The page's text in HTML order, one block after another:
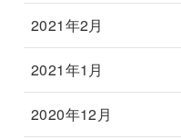
2021年2月
2021年1月
2020年12月